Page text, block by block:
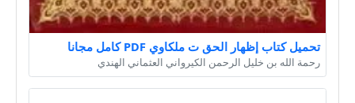
تحميل كتاب إظهار الحق ت ملكاوي PDF كامل مجانا
رحمة الله بن خليل الرحمن الكيرواني العثماني الهندي